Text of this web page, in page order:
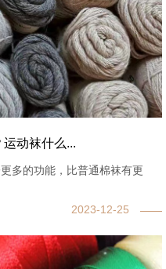
动袜什么...
多的功能，比普通棉袜有更
2023-12-25